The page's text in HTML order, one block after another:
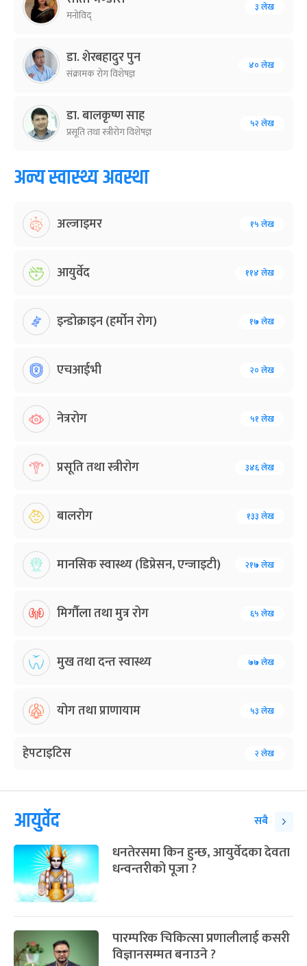
मनोविद्
३ लेख
डा. शेरबहादुर पुन
संक्रामक रोग विशेषज्ञ
४० लेख
डा. बालकृष्ण साह
प्रसूति तथा स्त्रीरोग विशेषज्ञ
५२ लेख
अन्य स्वास्थ्य अवस्था
अल्जाइमर १५ लेख
आयुर्वेद ११४ लेख
इन्डोक्राइन (हर्मोन रोग) १७ लेख
एचआईभी २० लेख
नेत्ररोग ५१ लेख
प्रसूति तथा स्त्रीरोग ३४६ लेख
बालरोग १३३ लेख
मानसिक स्वास्थ्य (डिप्रेसन, एन्जाइटी) २१७ लेख
मिर्गौला तथा मुत्र रोग ६५ लेख
मुख तथा दन्त स्वास्थ्य ७७ लेख
योग तथा प्राणायाम ५३ लेख
हेपटाइटिस २ लेख
आयुर्वेद सबै
धनतेरसमा किन हुन्छ, आयुर्वेदका देवता
धन्वन्तरीको पूजा ?
पारम्परिक चिकित्सा प्रणालीलाई कसरी
विज्ञानसम्मत बनाउने ?